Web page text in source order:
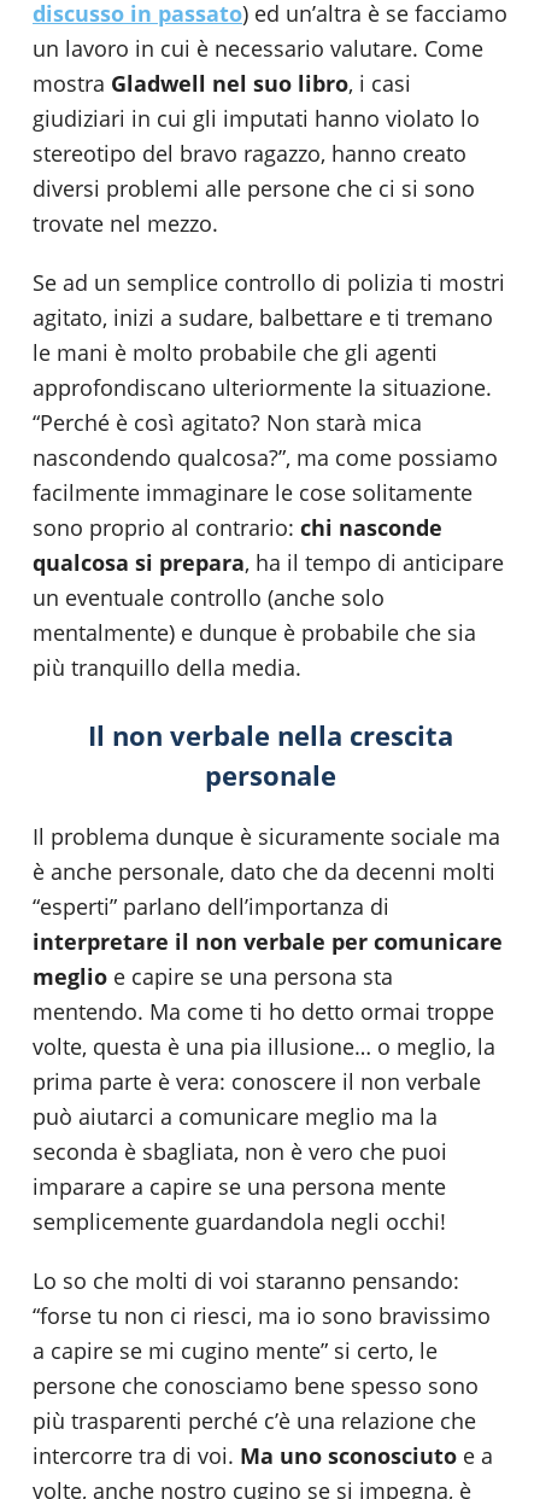
discusso in passato) ed un’altra è se facciamo
un lavoro in cui è necessario valutare. Come
mostra Gladwell nel suo libro, i casi
giudiziari in cui gli imputati hanno violato lo
stereotipo del bravo ragazzo, hanno creato
diversi problemi alle persone che ci si sono
trovate nel mezzo.
Se ad un semplice controllo di polizia ti mostri
agitato, inizi a sudare, balbettare e ti tremano
le mani è molto probabile che gli agenti
approfondiscano ulteriormente la situazione.
“Perché è così agitato? Non starà mica
nascondendo qualcosa?”, ma come possiamo
facilmente immaginare le cose solitamente
sono proprio al contrario: chi nasconde
qualcosa si prepara, ha il tempo di anticipare
un eventuale controllo (anche solo
mentalmente) e dunque è probabile che sia
più tranquillo della media.
Il non verbale nella crescita
personale
Il problema dunque è sicuramente sociale ma
è anche personale, dato che da decenni molti
“esperti” parlano dell’importanza di
interpretare il non verbale per comunicare
meglio e capire se una persona sta
mentendo. Ma come ti ho detto ormai troppe
volte, questa è una pia illusione… o meglio, la
prima parte è vera: conoscere il non verbale
può aiutarci a comunicare meglio ma la
seconda è sbagliata, non è vero che puoi
imparare a capire se una persona mente
semplicemente guardandola negli occhi!
Lo so che molti di voi staranno pensando:
“forse tu non ci riesci, ma io sono bravissimo
a capire se mi cugino mente” si certo, le
persone che conosciamo bene spesso sono
più trasparenti perché c’è una relazione che
intercorre tra di voi. Ma uno sconosciuto e a
volte, anche nostro cugino se si impegna, è